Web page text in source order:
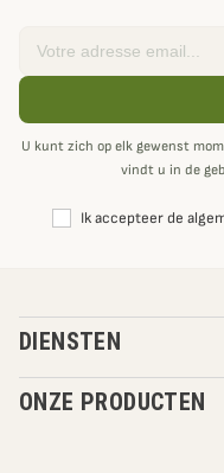
U kunt zich op elk gewenst
vindt u in de
Ik accepteer de
DIENSTEN
ONZE PRODUCTEN